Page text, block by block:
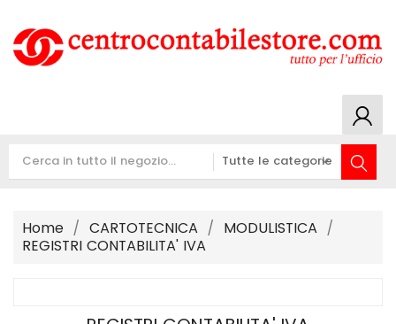
Home CARTOTECNICA
MODULISTICA
REGISTRI CONTABILITA' IVA